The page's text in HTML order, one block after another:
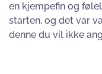
en kjempefin og
starten, og det var
denne du vil ikke